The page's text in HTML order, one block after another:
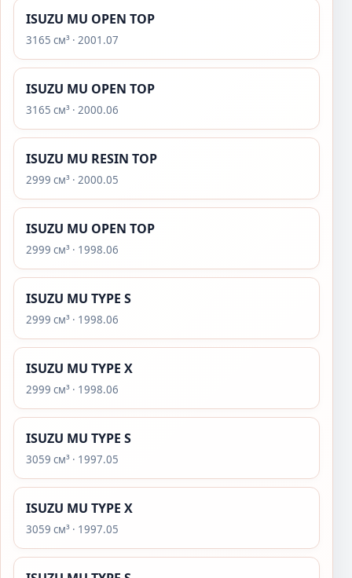
ISUZU MU OPEN TOP
3165 см³ · 2001.07
ISUZU MU OPEN TOP
3165 см³ · 2000.06
ISUZU MU RESIN TOP
2999 см³ · 2000.05
ISUZU MU OPEN TOP
2999 см³ · 1998.06
ISUZU MU TYPE S
2999 см³ · 1998.06
ISUZU MU TYPE X
2999 см³ · 1998.06
ISUZU MU TYPE S
3059 см³ · 1997.05
ISUZU MU TYPE X
3059 см³ · 1997.05